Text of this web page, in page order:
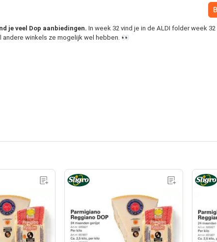
je veel Dop aanbiedingen. In week 32 vind je in de ALDI folder week
andere winkels ze mogelijk wel hebben. 👀